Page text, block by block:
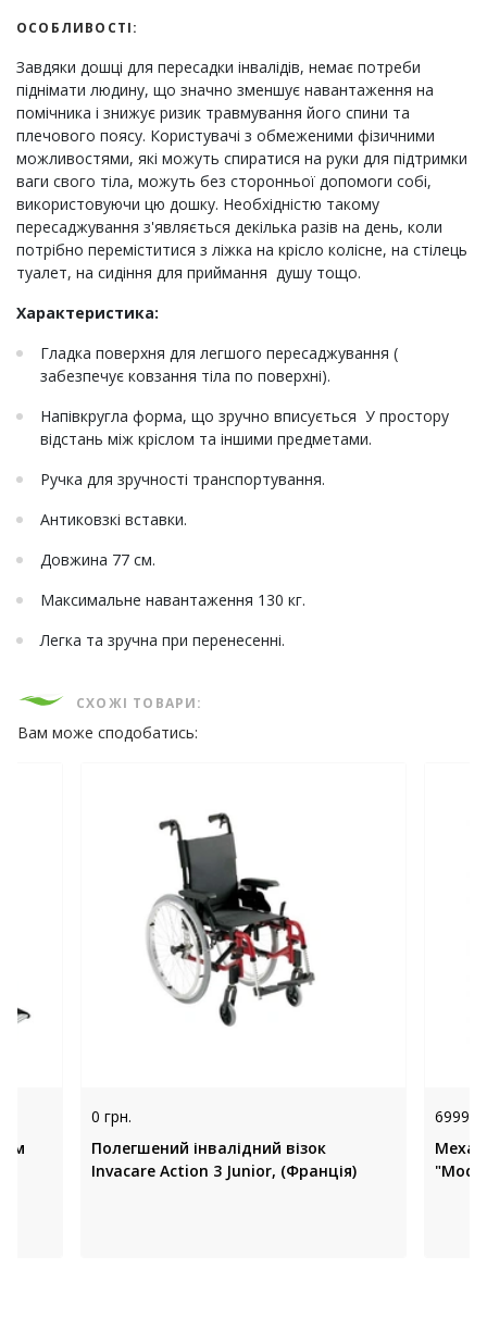
ОСОБЛИВОСТІ:
Завдяки дошці для пересадки інвалідів, немає потреби
піднімати людину, що значно зменшує навантаження на
помічника і знижує ризик травмування його спини та
плечового поясу. Користувачі з обмеженими фізичними
можливостями, які можуть спиратися на руки для підтримки
ваги свого тіла, можуть без сторонньої допомоги собі,
використовуючи цю дошку. Необхідністю такому
пересаджування з'являється декілька разів на день, коли
потрібно переміститися з ліжка на крісло колісне, на стілець
туалет, на сидіння для приймання душу тощо.
Характеристика:
Гладка поверхня для легшого пересаджування (
забезпечує ковзання тіла по поверхні).
Напівкругла форма, що зручно вписується У простору
відстань між кріслом та іншими предметами.
Ручка для зручності транспортування.
Антиковзкі вставки.
Довжина 77 см.
Максимальне навантаження 130 кг.
Легка та зручна при перенесенні.
СХОЖІ ТОВАРИ:
Вам може сподобатись:
0 грн.
Полегшений інвалідний візок
Invacare Action 3 Junior, (Франція)
6999